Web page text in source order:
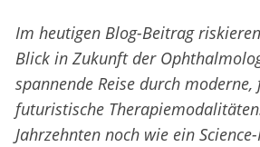
Im heutigen Blog-Beitrag
Blick in Zukunft der
spannende Reise durch moderne,
futuristische
Jahrzehnten noch wie ein